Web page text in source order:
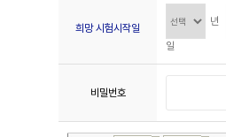
희망 시험시작일
년
일
비밀번호